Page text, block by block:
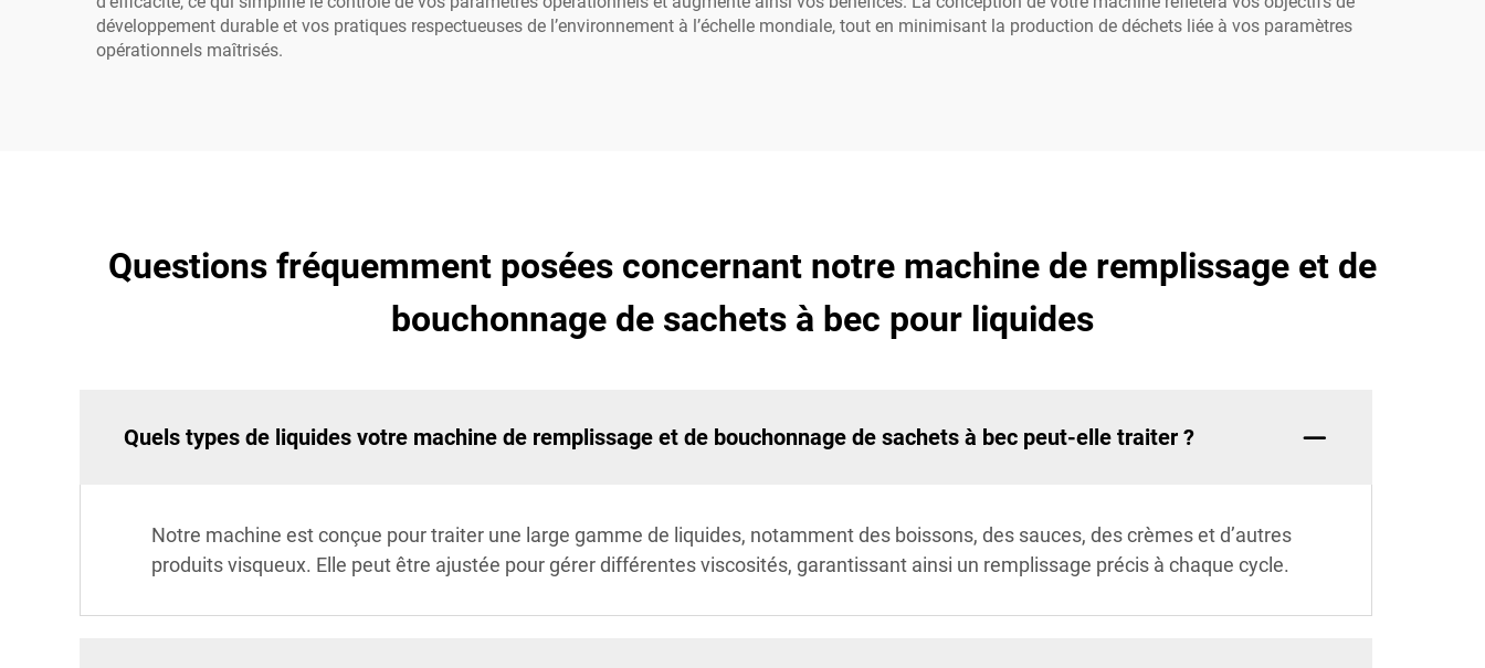
développement durable et vos pratiques respectueuses de l’environnement à l’échelle mondiale, tout en minimisant la production de déchets liée à vos paramètres
opérationnels maîtrisés.
Questions fréquemment posées concernant notre machine de remplissage et de
bouchonnage de sachets à bec pour liquides
Quels types de liquides votre machine de remplissage et de bouchonnage de sachets à bec peut-elle traiter ?
Notre machine est conçue pour traiter une large gamme de liquides, notamment des boissons, des sauces, des crèmes et d’autres
produits visqueux. Elle peut être ajustée pour gérer différentes viscosités, garantissant ainsi un remplissage précis à chaque cycle.